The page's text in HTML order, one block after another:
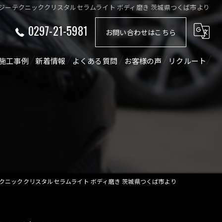
ーテクニッククリスタルセラムライト ボディ磨き 茨城県つくば市より
0297-21-5981 お問い合わせはこちら
工事例 新着情報 よくある質問 お客様の声 リクルート
ニッククリスタルセラムライト ボディ磨き 茨城県つくば市より